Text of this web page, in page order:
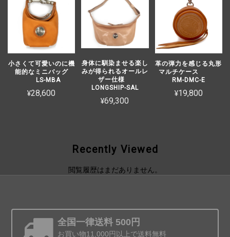
小さくて可愛いのに機
能的なミニバッグ
LS-MBA
¥28,600
身体に馴染ませる楽し
みが得られるオールレ
ザー仕様
LONGSHIP-SAL
¥69,300
革の弾力を感じる丸形
マルチケース
RM-DMC-E
¥19,800
Recently Viewed
閲覧履歴はまだありません。
全国一律送料 500円
お買い物11,000円以上で送料無料